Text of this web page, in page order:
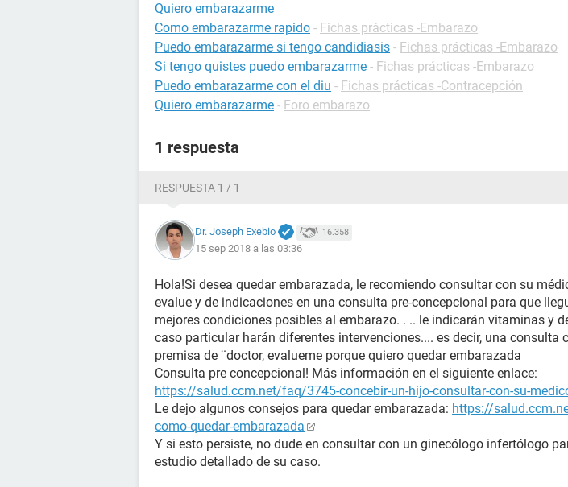
Quiero embarazarme
Como embarazarme rapido - Fichas prácticas -Embarazo
Puedo embarazarme si tengo candidiasis - Fichas prácticas -Embarazo
Si tengo quistes puedo embarazarme - Fichas prácticas -Embarazo
Puedo embarazarme con el diu - Fichas prácticas -Contracepción
Quiero embarazarme - Foro embarazo
1 respuesta
RESPUESTA 1 / 1
Dr. Joseph Exebio 16.358
15 sep 2018 a las 03:36
Hola!Si desea quedar embarazada, le recomiendo consultar con su
evalue y de indicaciones en una consulta pre-concepcional para que
mejores condiciones posibles al embarazo. . .. le indicarán vitaminas y
caso particular harán diferentes intervenciones.... es decir, una consulta
premisa de ¨doctor, evalueme porque quiero quedar embarazada
Consulta pre concepcional! Más información en el siguiente enlace:
https://salud.ccm.net/faq/3745-concebir-un-hijo-consultar-con-su-
Le dejo algunos consejos para quedar embarazada: https://
como-quedar-embarazada
Y si esto persiste, no dude en consultar con un ginecólogo infertólogo
estudio detallado de su caso.